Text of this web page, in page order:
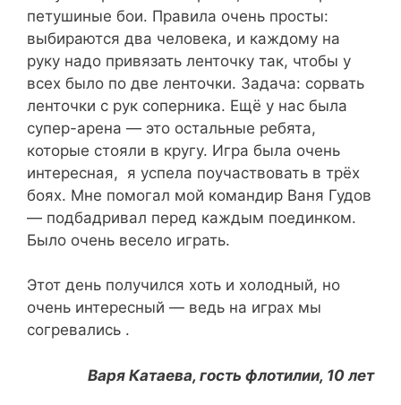
петушиные бои. Правила очень просты:
выбираются два человека, и каждому на
руку надо привязать ленточку так, чтобы у
всех было по две ленточки. Задача: сорвать
ленточки с рук соперника. Ещё у нас была
супер-арена — это остальные ребята,
которые стояли в кругу. Игра была очень
интересная, я успела поучаствовать в трёх
боях. Мне помогал мой командир Ваня Гудов
— подбадривал перед каждым поединком.
Было очень весело играть.
Этот день получился хоть и холодный, но
очень интересный — ведь на играх мы
согревались .
Варя Катаева, гость флотилии, 10 лет